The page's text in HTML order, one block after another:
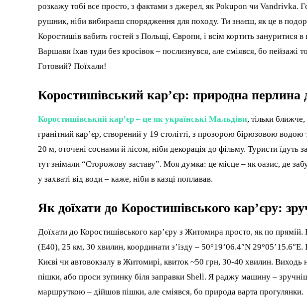
розкажу тобі все просто, з фактами з джерел, як Pokupon чи Vandrivka.
рушник, ніби вибираєш спорядження для походу. Ти знаєш, як це в
Коростишів вабить гостей з Польщі, Європи, і всім кортить зануритися
Варшави їхав туди без кросівок – послизнувся, але сміявся, бо пейзажі
Готовий? Поїхали!
Коростишівський кар’єр: природна перлина
Коростишівський кар’єр – це як українські Мальдіви, тільки
гранітний кар’єр, створений у 19 столітті, з прозорою бірюзовою
20 м, оточені соснами й лісом, ніби декорація до фільму. Туристи їдуть
тут знімали “Сторожову заставу”. Моя думка: це місце – як оазис, де
у захваті від води – каже, ніби в казці поплавав.
Як доїхати до Коростишівського кар’єру:
Доїхати до Коростишівського кар’єру з Житомира просто, як по
(Е40), 25 км, 30 хвилин, координати з’їзду – 50°19’06.4″N
Києві чи автовокзалу в Житомирі, квиток ~50 грн, 30-40 хвилин. Виходь
пішки, або проси зупинку біля заправки Shell. Я раджу машину –
маршруткою – дійшов пішки, але сміявся, бо природа варта прогулянки.